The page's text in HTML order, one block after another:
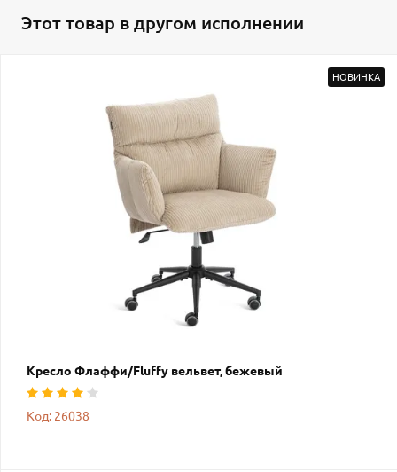
Этот товар в другом исполнении
НОВИНКА
Кресло Флаффи/Fluffy вельвет, бежевый
Код: 26038